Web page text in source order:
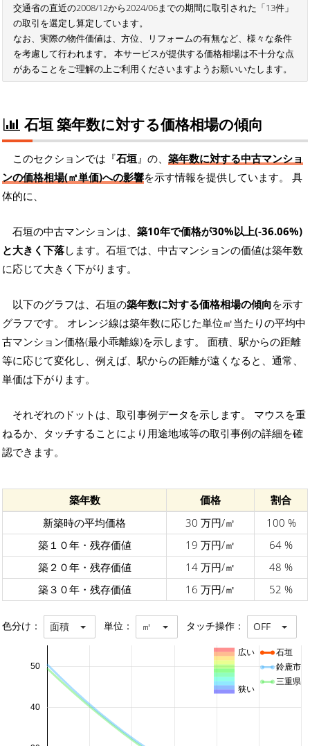
交通省の直近の2008/12から2024/06までの期間に取引された「13件」
の取引を選定し算定しています。
なお、実際の物件価値は、方位、リフォームの有無など、様々な条件
を考慮して行われます。 本サービスが提供する価格相場は不十分な点
があることをご理解の上ご利用くださいますようお願いいたします。
石垣 築年数に対する価格相場の傾向
このセクションでは『石垣』の、 築年数に対する中古マンショ
ンの価格相場(㎡単価)への影響を示す情報を提供しています。 具
体的に、
石垣の中古マンションは、 築10年で価格が30%以上(-36.06%)
と大きく下落します。石垣では、中古マンションの価値は築年数
に応じて大きく下がります。
以下のグラフは、石垣の築年数に対する価格相場の傾向を示す
グラフです。 オレンジ線は築年数に応じた単位㎡当たりの平均中
古マンション価格(最小乖離線)を示します。 面積、駅からの距離
等に応じて変化し、例えば、駅からの距離が遠くなると、通常、
単価は下がります。
それぞれのドットは、取引事例データを示します。 マウスを重
ねるか、タッチすることにより用途地域等の取引事例の詳細を確
認できます。
築年数 価格
割合
新築時の平均価格
30 万円/㎡
100 %
築１０年・残存価値
19 万円/㎡
64 %
築２０年・残存価値
14 万円/㎡
48 %
築３０年・残存価値
16 万円/㎡ 52 %
色分け： 面積 単位： ㎡ タッチ操作： OFF
40
50
石垣
鈴鹿市
三重県
広い
狭い